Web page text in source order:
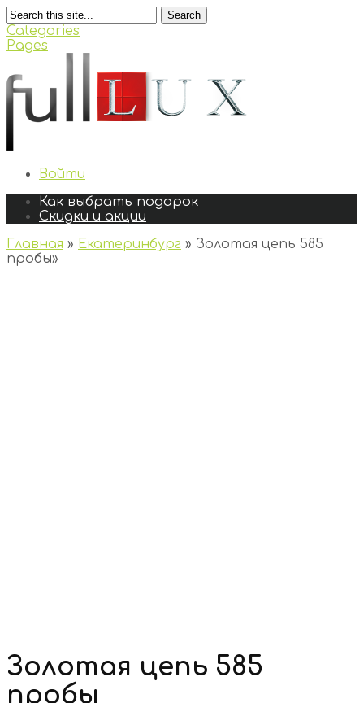
Search
Categories
Pages
Войти
Как выбрать подарок
Скидки и акции
Главная » Екатеринбург » Золотая цепь 585
пробы»
Золотая цепь 585
пробы